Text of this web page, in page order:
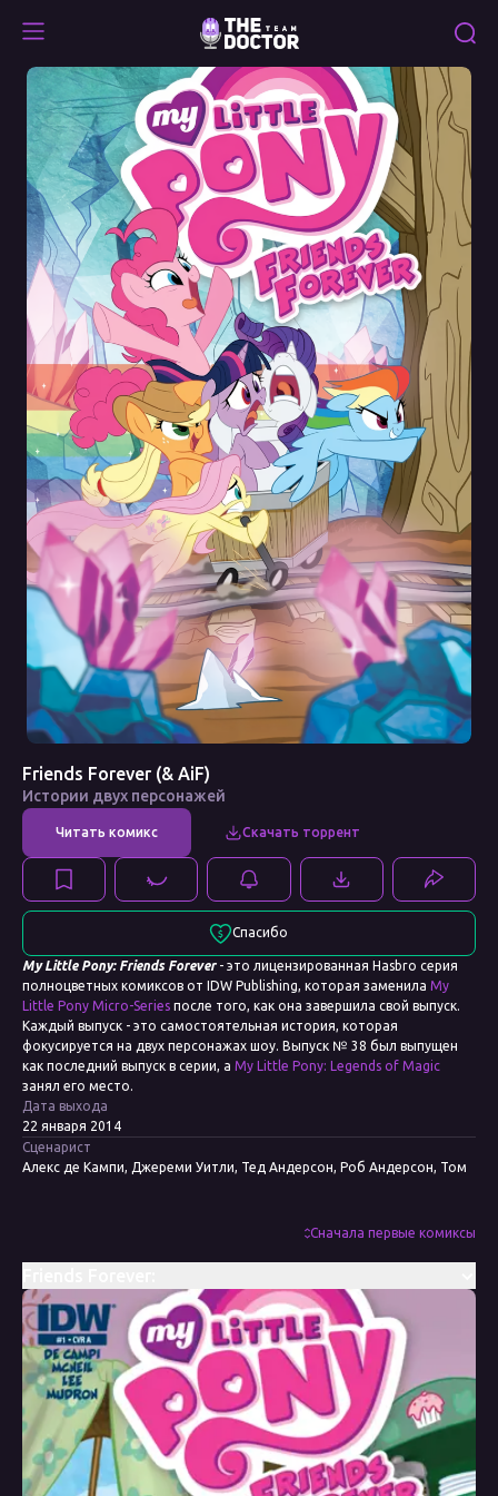
Friends
Forever
Friends Forever (& AiF)
Истории двух персонажей
Спасибо
My Little Pony: Friends Forever- это лицензированная Hasbro серия
полноцветных комиксов от IDW Publishing, которая заменила My
Little Pony Micro-Series после того, как она завершила свой выпуск.
Каждый выпуск - это самостоятельная история, которая
фокусируется на двух персонажах шоу. Выпуск № 38 был выпущен
как последний выпуск в серии, а My Little Pony: Legends of Magic
занял его место.
Дата выхода
22 января 2014
Сценарист
Алекс де Кампи, Джереми Уитли, Тед Андерсон, Роб Андерсон, Том
Колорист
Дженн Мэнли Ли, Билл Мадрон, Тони Флис, Лорен Перри, Агнес
Гарбовска, Хизер Брекель, Сара Ричард
Редактор
Бобби Керноу
Сначала первые комиксы